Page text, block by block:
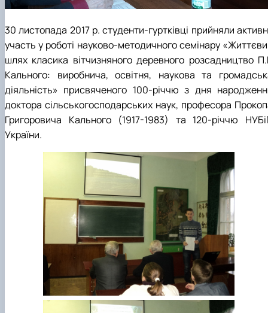
30 листопада 2017 р. студенти-гуртківці прийняли
участь у роботі науково-методичного семінару
шлях класика вітчизняного деревного розсадництво
Кального: виробнича, освітня, наукова та
діяльність» присвяченого 100-річчю з дня
доктора сільськогосподарських наук, професора
Григоровича Кального (1917-1983) та 120-річчю
України.